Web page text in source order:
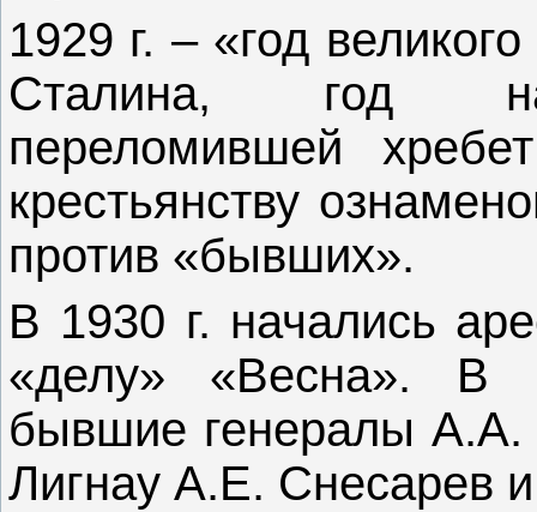
1929 г. – «год
Сталина, год
переломившей
крестьянству
против «бывших».
В 1930 г. начались
«делу» «Весна». В
бывшие генералы А.А.
Лигнау А.Е. Снесарев